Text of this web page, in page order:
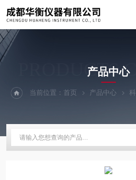
PRODUCTS
产品中心
当前位置：首页 产品中心